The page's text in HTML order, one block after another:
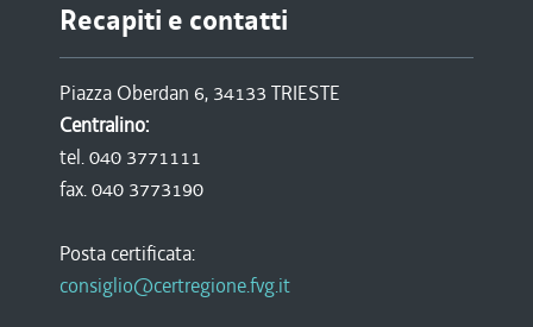
Recapiti e contatti
Piazza Oberdan 6, 34133 TRIESTE
Centralino:
tel. 040 3771111
fax. 040 3773190
Posta certificata:
consiglio@certregione.fvg.it